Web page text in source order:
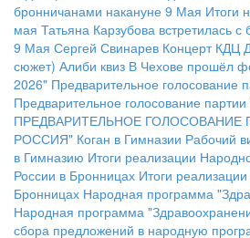
бронничанами накануне 9 Мая Итоги
мая Татьяна Карзубова встретилась
9 Мая Сергей Свинарев Концерт КДЦ
сюжет) Алиби квиз В Чехове прошёл
2026" Предварительное голосование
Предварительное голосование
ПРЕДВАРИТЕЛЬНОЕ ГОЛОСОВАНИЕ
РОССИЯ" Коган в Гимназии Рабочий
в Гимназию Итоги реализации
России в Бронницах Итоги
Бронницах Народная программа
Народная программа
сбора предложений в народную